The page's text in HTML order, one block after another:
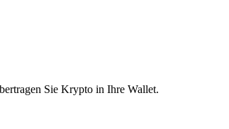
Sie Krypto in Ihre Wallet.